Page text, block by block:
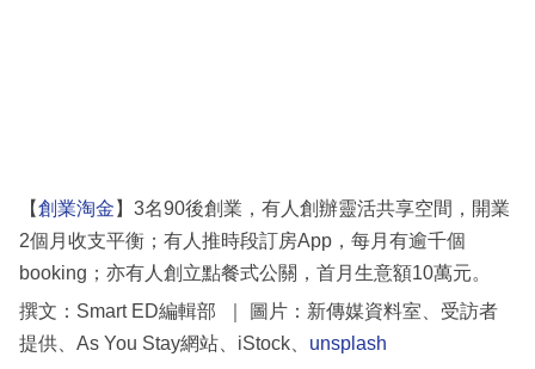
區
【創業淘金 】3名90後創業，有人創辦靈活共享空間，開業
2個月收支平衡；有人推時段訂房App，每月有逾千個
booking；亦有人創立點餐式公關，首月生意額10萬元。
撰文：Smart ED編輯部 ｜ 圖片：新傳媒資料室、受訪者
提供、As You Stay網站、iStock、 unsplash